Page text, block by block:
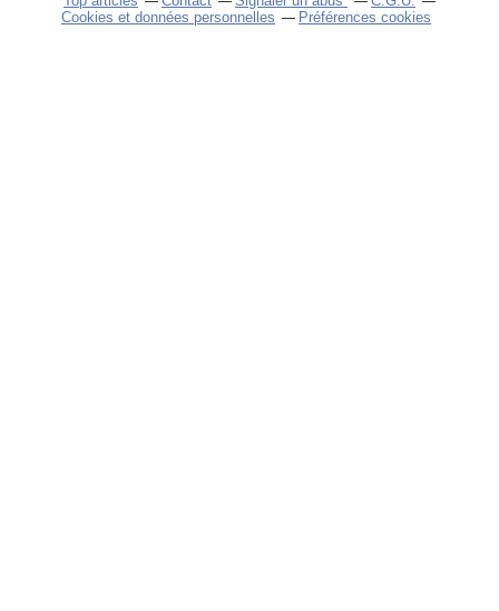
Cookies et données personnelles
Préférences cookies